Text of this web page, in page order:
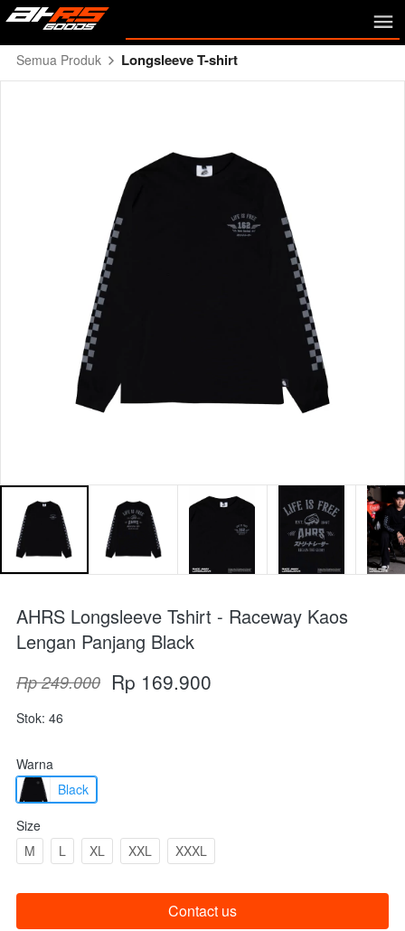
Semua Produk Longsleeve T-shirt
AHRS Longsleeve Tshirt - Raceway Kaos
Lengan Panjang Black
Rp 249.000 Rp 169.900
Stok: 46
Warna
Black
Size
M
L XL XXL XXXL
`
Contact us